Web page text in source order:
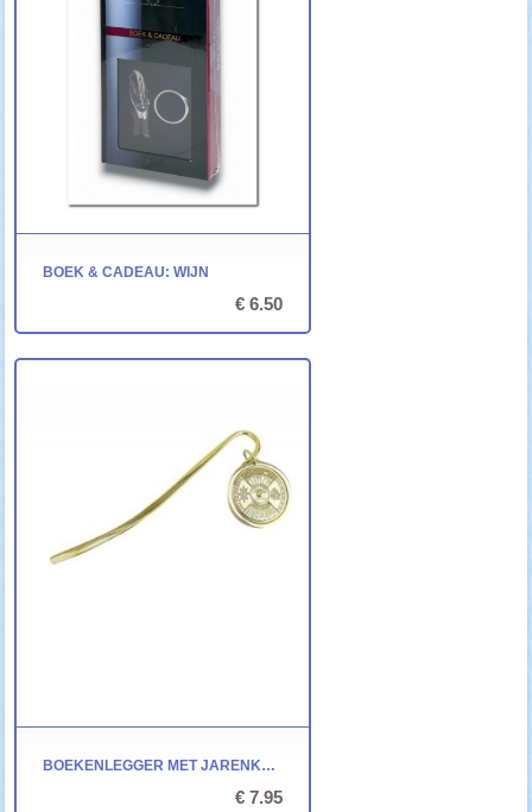
BOEK & CADEAU: WIJN
€ 6.50
BOEKENLEGGER MET JARENKALENDER - 14 X Ø 3,8 CM
€ 7.95